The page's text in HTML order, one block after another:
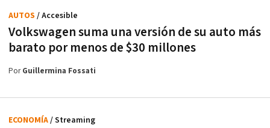
Volkswagen suma una versión de su auto más
barato por menos de $30 millones
AUTOS / Accesible
PorGuillermina Fossati
ECONOMÍA/ Streaming